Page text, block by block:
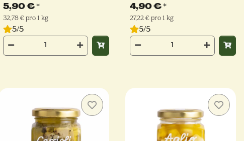
5,90 €*
32,78 € pro 1 kg
5/5
4,90 €*
27,22 € pro 1 kg
5/5